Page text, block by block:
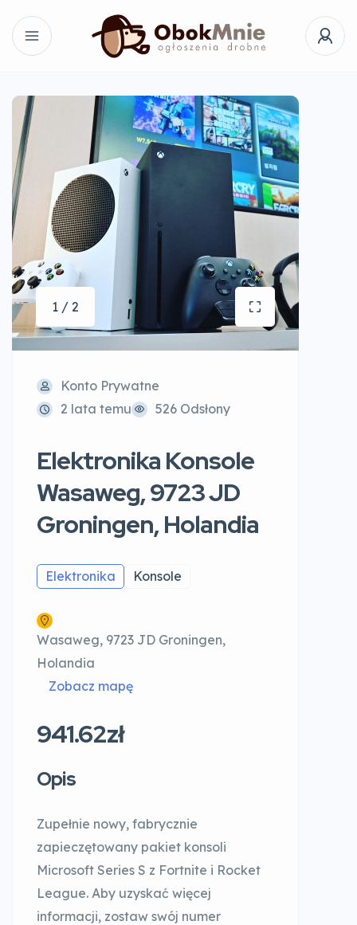
1 / 2
Konto Prywatne
2 lata temu
526 Odsłony
Elektronika Konsole
Wasaweg, 9723 JD
Groningen, Holandia
Elektronika Konsole
Wasaweg, 9723 JD Groningen,
Holandia
Zobacz mapę
941.62zł
Opis
Zupełnie nowy, fabrycznie
zapieczętowany pakiet konsoli
Microsoft Series S z Fortnite i Rocket
League. Aby uzyskać więcej
informacji, zostaw swój numer